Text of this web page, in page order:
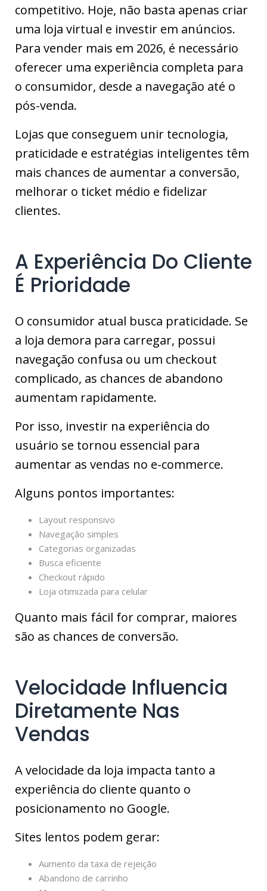
competitivo. Hoje, não basta apenas criar
uma loja virtual e investir em anúncios.
Para vender mais em 2026, é necessário
oferecer uma experiência completa para
o consumidor, desde a navegação até o
pós-venda.
Lojas que conseguem unir tecnologia,
praticidade e estratégias inteligentes têm
mais chances de aumentar a conversão,
melhorar o ticket médio e fidelizar
clientes.
A Experiência Do Cliente
É Prioridade
O consumidor atual busca praticidade. Se
a loja demora para carregar, possui
navegação confusa ou um checkout
complicado, as chances de abandono
aumentam rapidamente.
Por isso, investir na experiência do
usuário se tornou essencial para
aumentar as vendas no e-commerce.
Alguns pontos importantes:
Layout responsivo
Navegação simples
Categorias organizadas
Busca eficiente
Checkout rápido
Loja otimizada para celular
Quanto mais fácil for comprar, maiores
são as chances de conversão.
Velocidade Influencia
Diretamente Nas
Vendas
A velocidade da loja impacta tanto a
experiência do cliente quanto o
posicionamento no Google.
Sites lentos podem gerar:
Aumento da taxa de rejeição
Abandono de carrinho